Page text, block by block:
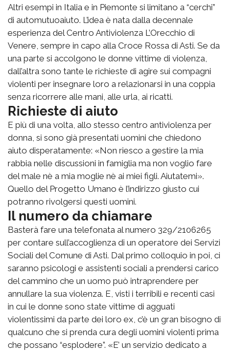
Altri esempi in Italia e in Piemonte si limitano a “cerchi”
di automutuoaiuto. L’idea è nata dalla decennale
esperienza del Centro Antiviolenza L’Orecchio di
Venere, sempre in capo alla Croce Rossa di Asti. Se da
una parte si accolgono le donne vittime di violenza,
dall’altra sono tante le richieste di agire sui compagni
violenti per insegnare loro a relazionarsi in una coppia
senza ricorrere alle mani, alle urla, ai ricatti.
Richieste di aiuto
E più di una volta, allo stesso centro antiviolenza per
donna, si sono già presentati uomini che chiedono
aiuto disperatamente: «Non riesco a gestire la mia
rabbia nelle discussioni in famiglia ma non voglio fare
del male nè a mia moglie nè ai miei figli. Aiutatemi».
Quello del Progetto Umano è l’indirizzo giusto cui
potranno rivolgersi questi uomini.
Il numero da chiamare
Basterà fare una telefonata al numero 329/2106265
per contare sull’accoglienza di un operatore dei Servizi
Sociali del Comune di Asti. Dal primo colloquio in poi, ci
saranno psicologi e assistenti sociali a prendersi carico
del cammino che un uomo può intraprendere per
annullare la sua violenza. E, visti i terribili e recenti casi
in cui le donne sono state vittime di agguati
violentissimi da parte dei loro ex, c’è un gran bisogno di
qualcuno che si prenda cura degli uomini violenti prima
che possano “esplodere”. «E’ un servizio dedicato a